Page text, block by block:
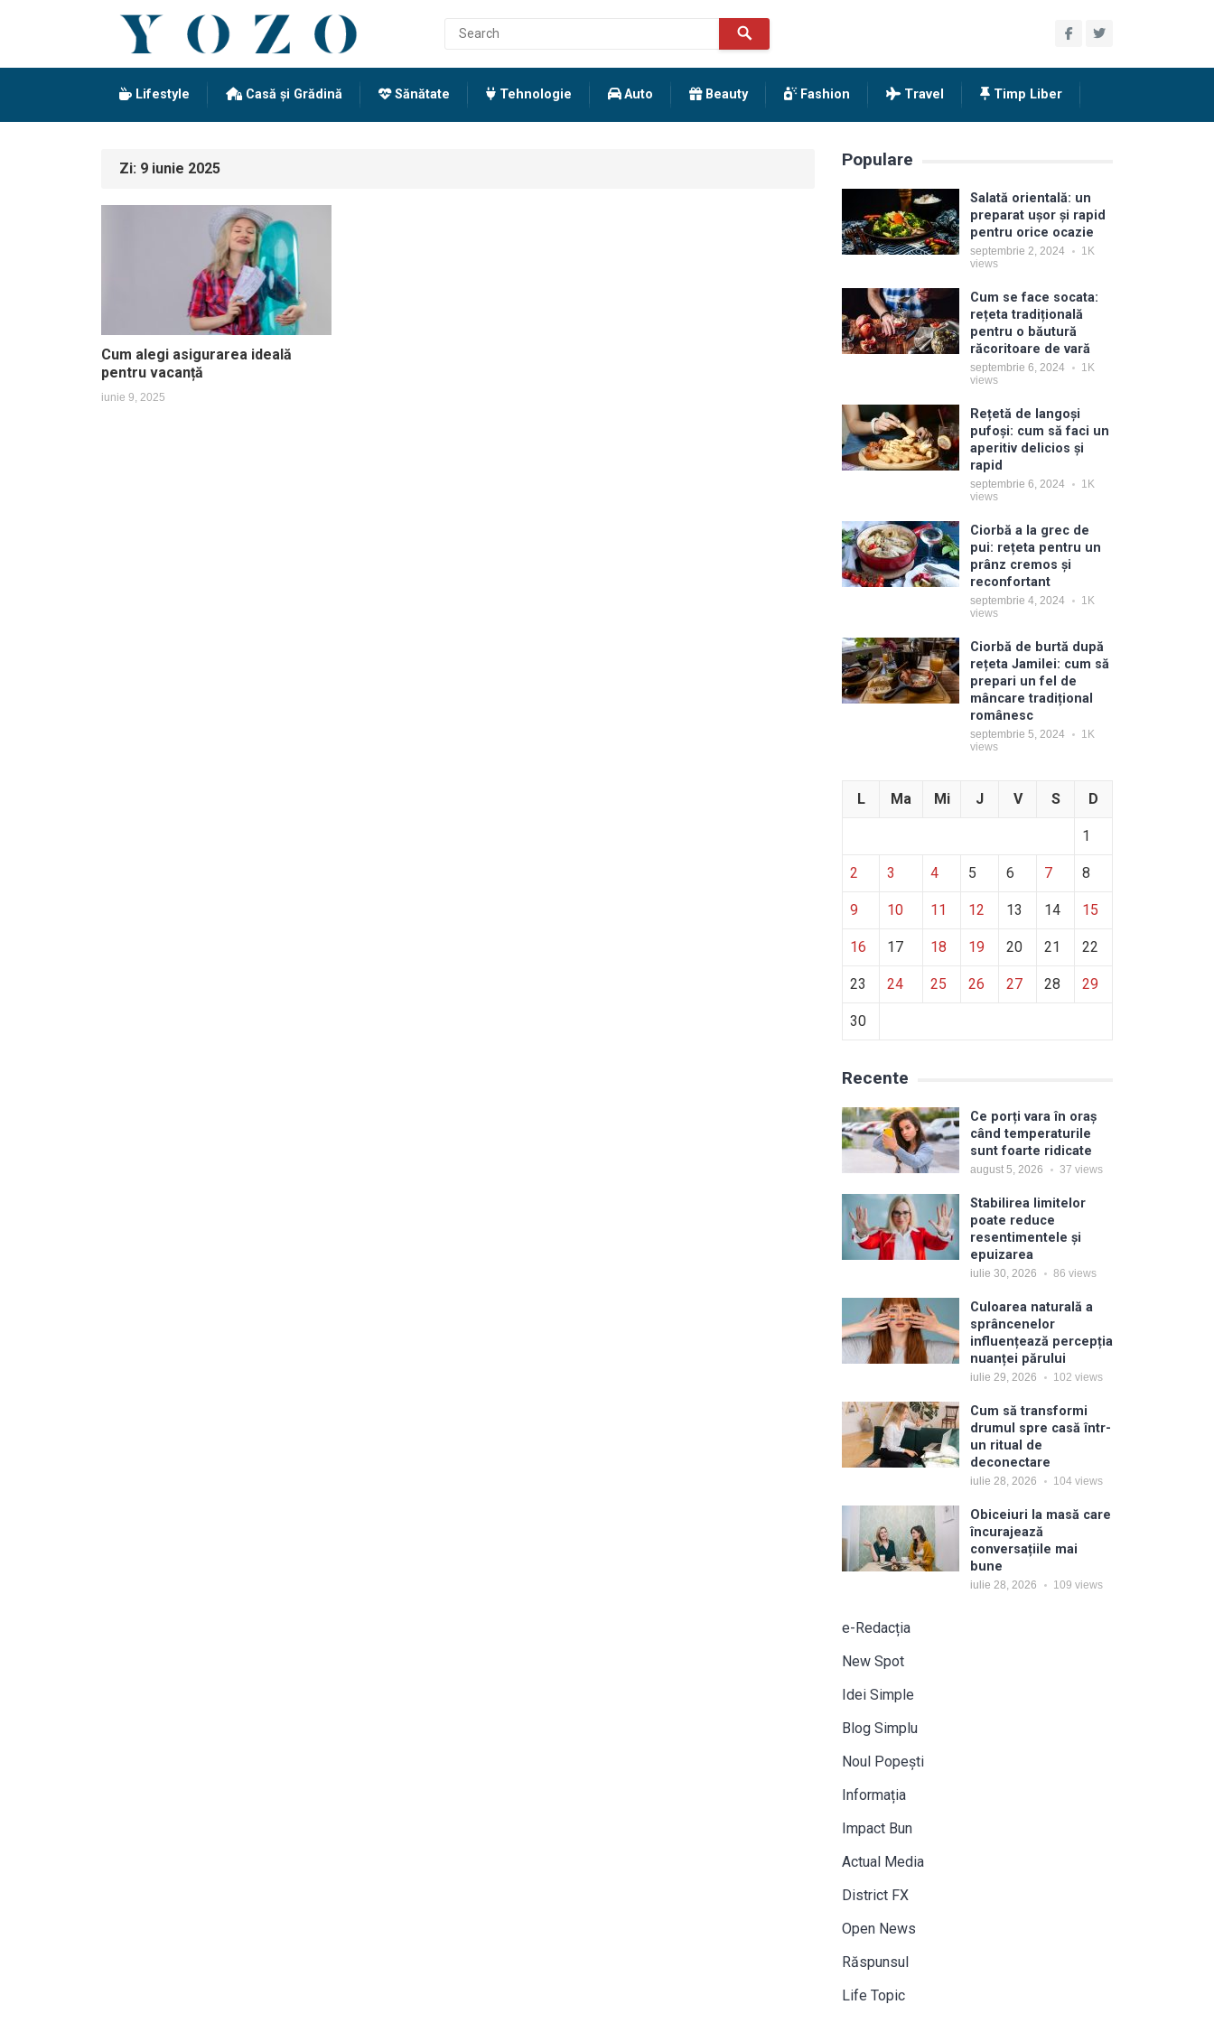
Lifestyle Casă și Grădină Sănătate Tehnologie Auto Beauty Fashion Travel Timp Liber
Zi: 9 iunie 2025
Cum alegi asigurarea ideală
pentru vacanță
iunie 9, 2025
Populare
Salată orientală: un
preparat ușor și rapid
pentru orice ocazie
septembrie 2, 2024
1K
views
Cum se face socata:
rețeta tradițională
pentru o băutură
răcoritoare de vară
septembrie 6, 2024
1K
views
Rețetă de langoși
pufoși: cum să faci un
aperitiv delicios și
rapid
septembrie 6, 2024
1K
views
Ciorbă a la grec de
pui: rețeta pentru un
prânz cremos și
reconfortant
septembrie 4, 2024
1K
views
Ciorbă de burtă după
rețeta Jamilei: cum să
prepari un fel de
mâncare tradițional
românesc
septembrie 5, 2024
1K
views
L Ma Mi J V S D
1
2 3 4 5 6 7 8
9 10 11 12 13 14 15
16 17 18 19 20 21 22
23 24 25 26 27 28 29
30
Recente
Ce porți vara în oraș
când temperaturile
sunt foarte ridicate
august 5, 2026 37 views
Stabilirea limitelor
poate reduce
resentimentele și
epuizarea
iulie 30, 2026 86 views
Culoarea naturală a
sprâncenelor
influențează percepția
nuanței părului
iulie 29, 2026 102 views
Cum să transformi
drumul spre casă într-
un ritual de
deconectare
iulie 28, 2026 104 views
Obiceiuri la masă care
încurajează
conversațiile mai
bune
iulie 28, 2026 109 views
e-Redacția
New Spot
Idei Simple
Blog Simplu
Noul Popești
Informația
Impact Bun
Actual Media
District FX
Open News
Răspunsul
Life Topic